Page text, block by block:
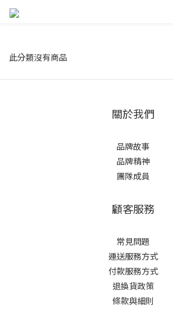
此分類沒有商品
關於我們
品牌故事
品牌精神
團隊成員
顧客服務
常見問題
運送服務方式
付款服務方式
退換貨政策
條款與細則